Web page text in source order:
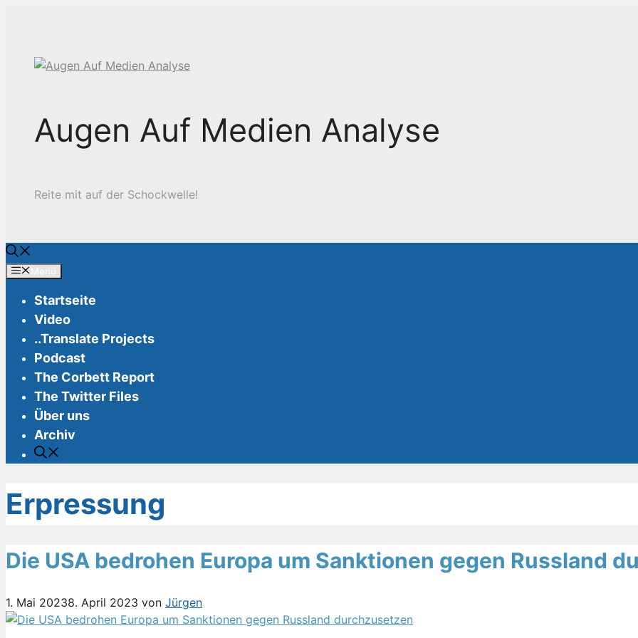
Augen Auf Medien Analyse
Reite mit auf der Schockwelle!
Menü
Startseite
Video
..Translate Projects
Podcast
The Corbett Report
The Twitter Files
Über uns
Archiv
Erpressung
Die USA bedrohen Europa um Sanktionen gegen Russland
1. Mai 20238. April 2023 von Jürgen